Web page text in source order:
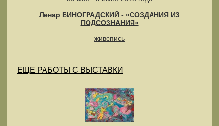
Ленар ВИНОГРАДСКИЙ - «СОЗДАНИЯ ИЗ
ПОДСОЗНАНИЯ»
живопись
ЕЩЕ РАБОТЫ С ВЫСТАВКИ